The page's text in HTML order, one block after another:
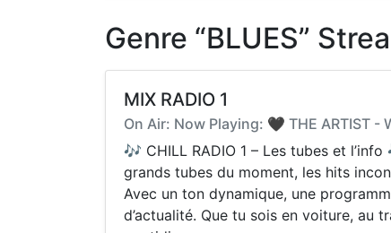
Genre “BLUES”
MIX RADIO 1
On Air: Now Playing: 🖤 THE ARTIST -
🎶 CHILL RADIO 1 – Les tubes et
grands tubes du moment, les hits
Avec un ton dynamique, une
d’actualité. Que tu sois en voiture, au